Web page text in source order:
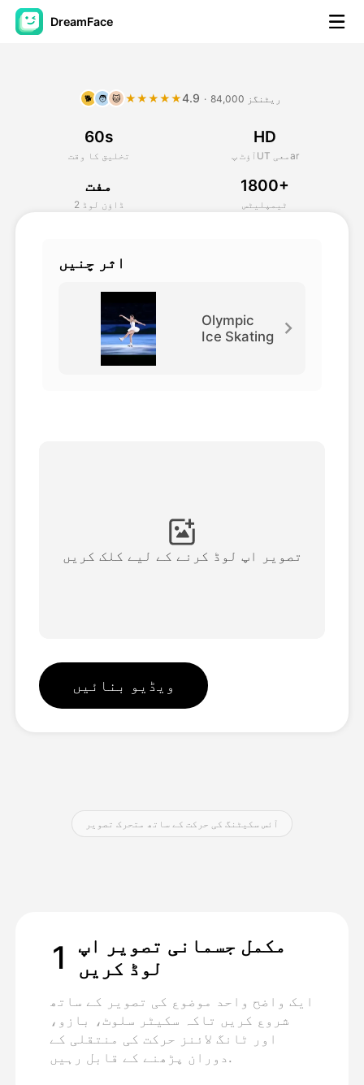
DreamFace
اویٹار ویڈیو
اے ویڈیو
اے فوٹو
تمام ٹیمپلیٹس دیکھیں
🐕 🧑 🐱 ★★★★★4.9 · 84,000 ریٹنگز
60s
تخلیق کا وقت
HD
آؤٹ پUT معیar
مفت
2 ڈاؤن لوڈ
1800+
ٹیمپلیٹس
اثر چنیں
Olympic
Ice Skating
تصویر اپ لوڈ کرنے کے لیے کلک کریں
ویڈیو بنائیں
آئس سکیٹنگ کی حرکت کے ساتھ متحرک تصویر
1
مکمل جسمانی تصویر اپ
لوڈ کریں
ایک واضح واحد موضوع کی تصویر کے ساتھ
شروع کریں تاکہ سکیٹر سلوٹ، بازو،
اور ٹانگ لائنز حرکت کی منتقلی کے
دوران پڑھنے کے قابل رہیں.